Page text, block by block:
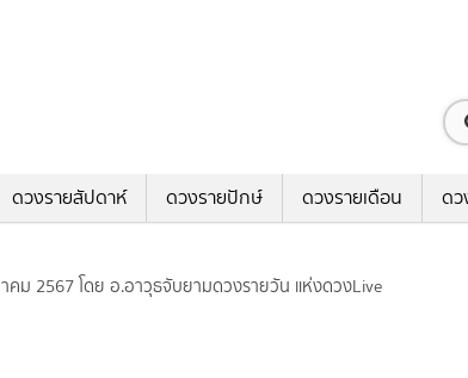
ดวงรายสัปดาห์ ดวงรายปักษ์ ดวงรายเดือน ดว
ม 2567 โดย อ.อาวุธจับยามดวงรายวัน แห่งดวงLive